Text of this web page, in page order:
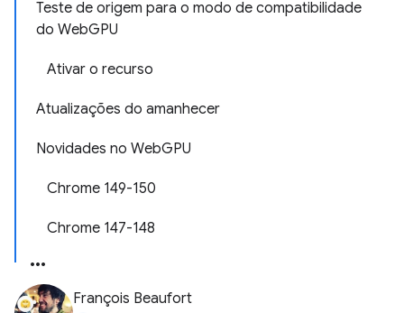
Teste de origem para o modo de compatibilidade
do WebGPU
Ativar o recurso
Atualizações do amanhecer
Novidades no WebGPU
Chrome 149-150
Chrome 147-148
François Beaufort